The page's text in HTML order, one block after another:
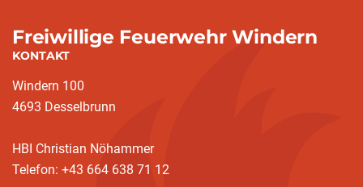
Freiwillige Feuerwehr Windern
KONTAKT
Windern 100
4693 Desselbrunn
HBI Christian Nöhammer
Telefon: +43 664 638 71 12